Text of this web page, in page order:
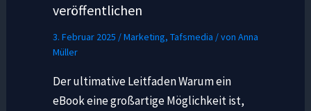
veröffentlichen
3. Februar 2025 /Marketing, Tafsmedia / von Anna
Müller
Der ultimative Leitfaden Warum ein
eBook eine großartige Möglichkeit ist,